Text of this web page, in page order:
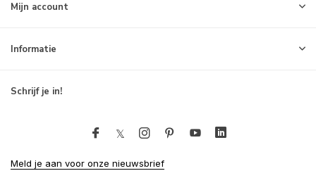
Mijn account
Informatie
Schrijf je in!
Meld je aan voor onze nieuwsbrief